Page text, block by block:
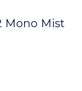
Mono Mist